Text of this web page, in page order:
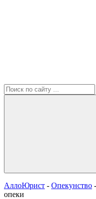
АллоЮрист - Опекунство
опеки